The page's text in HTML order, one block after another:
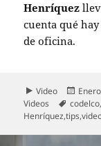
Henríquez
cuenta qué
de oficina.
Formato
Video
el
Videos
codelco
Henríquez,tips,